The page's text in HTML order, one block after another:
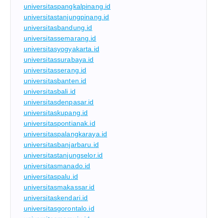
universitaspangkalpinang.id
universitastanjungpinang.id
universitasbandung.id
universitassemarang.id
universitasyogyakarta.id
universitassurabaya.id
universitasserang.id
universitasbanten.id
universitasbali.id
universitasdenpasar.id
universitaskupang.id
universitaspontianak.id
universitaspalangkaraya.id
universitasbanjarbaru.id
universitastanjungselor.id
universitasmanado.id
universitaspalu.id
universitasmakassar.id
universitaskendari.id
universitasgorontalo.id